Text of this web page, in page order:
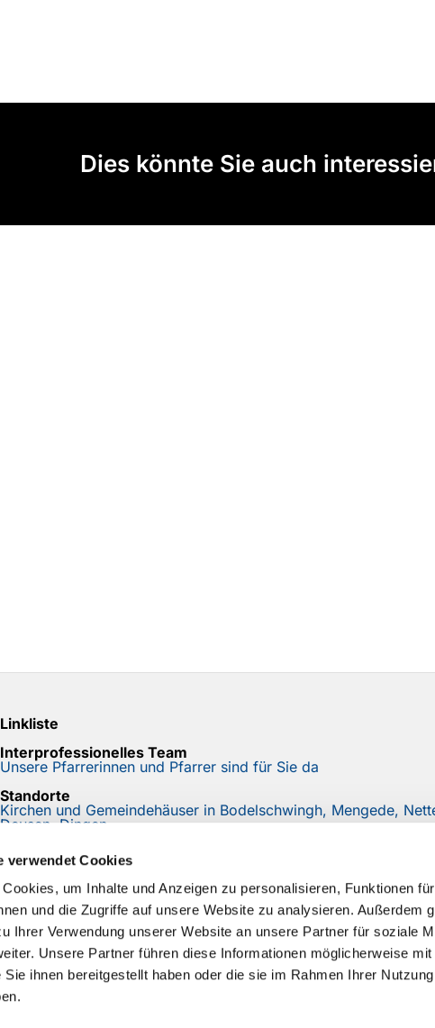
verwendet Cookies
um Inhalte und Anzeigen zu personalisieren, Funktionen
und die Zugriffe auf unsere Website zu analysieren. Außerdem
Ihrer Verwendung unserer Website an unsere Partner für soziale
Unsere Partner führen diese Informationen möglicherweise
ihnen bereitgestellt haben oder die sie im Rahmen Ihrer
Dies könnte Sie auch
Linkliste
Interprofessionelles Team
Unsere Pfarrerinnen und Pfarrer sind für Sie da
Standorte
Kirchen und Gemeindehäuser in Bodelschwingh, Mengede,
Deusen, Dingen
Newsletter
Bleiben Sie mit unserem Mail-Newsletter auf dem Laufenden